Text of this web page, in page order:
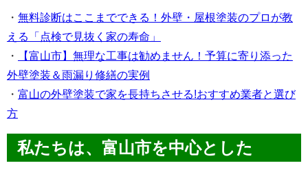
・ 無料診断はここまでできる！外壁・屋根塗装のプロが教
える「点検で見抜く家の寿命」
・
【富山市】無理な工事は勧めません！予算に寄り添った
外壁塗装＆雨漏り修繕の実例
・ 富山の外壁塗装で家を長持ちさせる!おすすめ業者と選び
方
私たちは、富山市を中心とした